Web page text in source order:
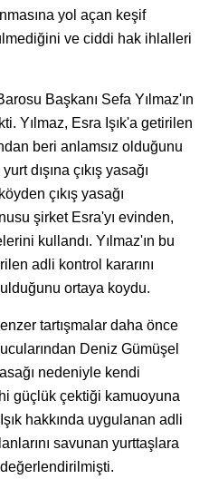
yol açan keşif
ve ciddi hak ihlalleri
Başkanı Sefa Yılmaz'ın
Yılmaz, Esra Işık'a getirilen
beri anlamsız olduğunu
dışına çıkış yasağı
çıkış yasağı
şirket Esra'yı evinden,
kullandı. Yılmaz'ın bu
adli kontrol kararını
ortaya koydu.
tartışmalar daha önce
Deniz Gümüşel
nedeniyle kendi
güçlük çektiği kamuoyuna
hakkında uygulanan adli
savunan yurttaşlara